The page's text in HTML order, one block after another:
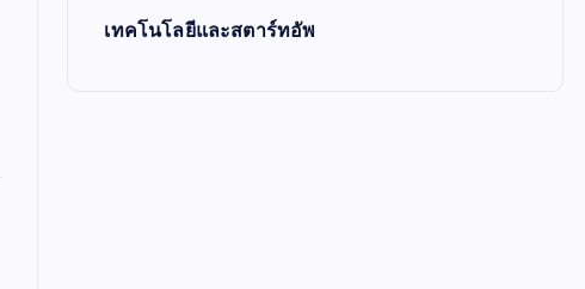
เทคโนโลยีและสตาร์ทอัพ